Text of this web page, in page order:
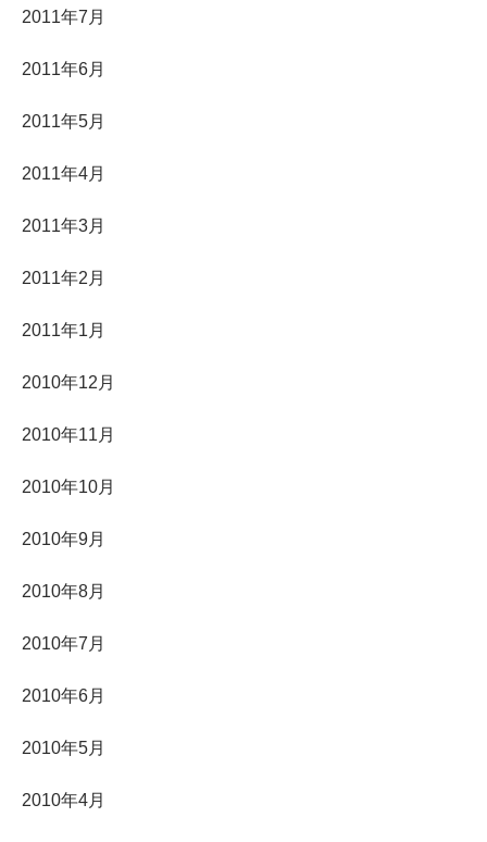
2011年7月
2011年6月
2011年5月
2011年4月
2011年3月
2011年2月
2011年1月
2010年12月
2010年11月
2010年10月
2010年9月
2010年8月
2010年7月
2010年6月
2010年5月
2010年4月